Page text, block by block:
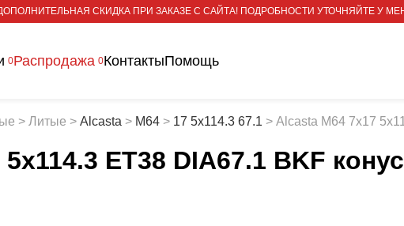
СКИДКА ПРИ ЗАКАЗЕ С САЙТА! ПОДРОБНОСТИ УТОЧНЯЙТЕ У
0Распродажа 0КонтактыПомощь
> Литые > Alcasta > M64 > 17 5x114.3 67.1 > Alcasta M64 7x17
ET38 DIA67.1 BKF конус